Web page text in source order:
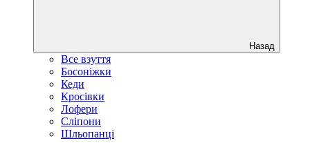
Назад
Все взуття
Босоніжки
Кеди
Кросівки
Лофери
Сліпони
Шльопанці